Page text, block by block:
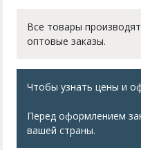
Все товары
оптовые заказы.
Чтобы узнать цены и
Перед оформлением
вашей страны.